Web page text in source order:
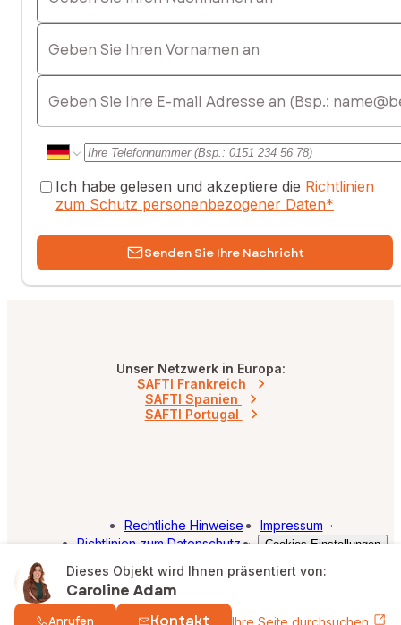
Ideal für eine Großfamilie oder einen Investor (Schaffung
aufgeteilt und in Wohnungen umgewandelt).
Kontaktieren Sie mich für weitere Informationen oder eine
Besichtigung!
Geben Sie Ihren Vornamen an
E-mail
Ich habe gelesen und akzeptiere die Richtlinien
zum Schutz personenbezogener Daten*
Senden Sie Ihre Nachricht
Dieses Objekt wird Ihnen präsentiert von:
Caroline Adam
Anrufen Ihre Seite durchsuchen
Unser Netzwerk in Europa:
SAFTI Frankreich
SAFTI Spanien
SAFTI Portugal
© SAFETI 2026. Alle Rechte vorbehalten.
Rechtliche Hinweise · Impressum ·
Richtlinien zum Datenschutz · Cookies Einstellungen